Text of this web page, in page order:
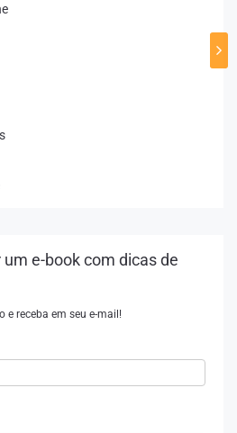
e-book com dicas de
e receba em seu e-mail!